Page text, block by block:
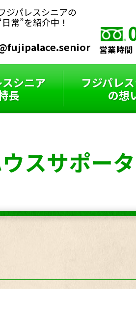
ジパレスシニアの
日常”を紹介中！
営業時間
シニア
長
フジパレ
の想
ーターズブログ
特選
ッフインタビュー
フジパレ
スサポー